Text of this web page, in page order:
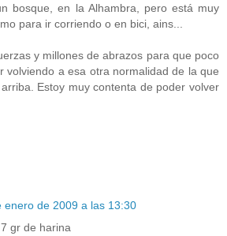
bosque, en la Alhambra, pero está muy
para ir corriendo o en bici, ains...
y millones de abrazos para que poco
volviendo a esa otra normalidad de la que
Estoy muy contenta de poder volver
enero de 2009 a las 13:30
gr de harina